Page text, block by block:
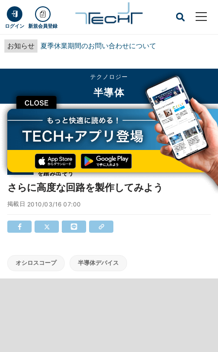
ログイン 新規会員登録
お知らせ 夏季休業期間のお問い合わせについて
CLOSE
テクノロジー
半導体
TECH+ テクノロジー 半導体 さらに高度な回路を製作してみよう
連載
アナログ回路技術者への道 - 基本の理解と組立てデモで第一歩
を踏み出そう
さらに高度な回路を製作してみよう
掲載日 2010/03/16 07:00
オシロスコープ 半導体デバイス